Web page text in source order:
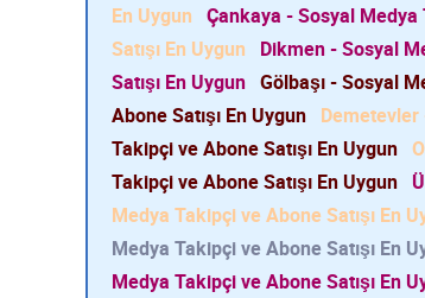
En Uygun Çankaya - Sosyal Medya
Satışı En Uygun
Dikmen - Sosyal
Satışı En Uygun Gölbaşı - Sosyal
Abone Satışı En Uygun Demetevler
Takipçi ve Abone Satışı En Uygun
Takipçi ve Abone Satışı En Uygun
Medya Takipçi ve Abone Satışı En
Medya Takipçi ve Abone Satışı En
Medya Takipçi ve Abone Satışı En